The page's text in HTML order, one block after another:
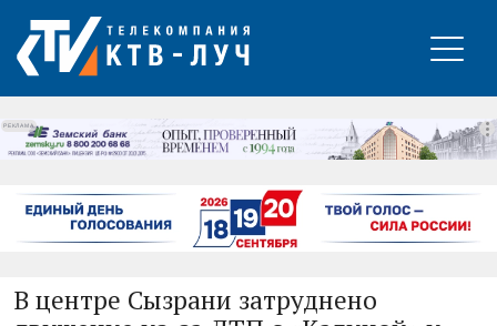
РЕКЛАМА
В центре Сызрани затруднено